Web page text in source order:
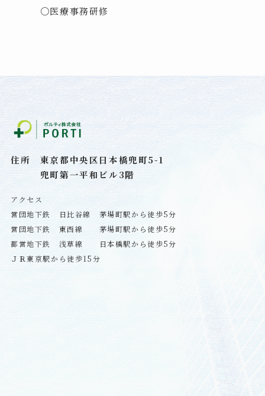
〇医療事務研修
住所 東京都中央区日本橋兜町5-1
兜町第一平和ビル3階
アクセス
営団地下鉄 日比谷線 茅場町駅から徒歩5分
営団地下鉄 東西線 茅場町駅から徒歩5分
都営地下鉄 浅草線 日本橋駅から徒歩5分
ＪＲ東京駅から徒歩15分